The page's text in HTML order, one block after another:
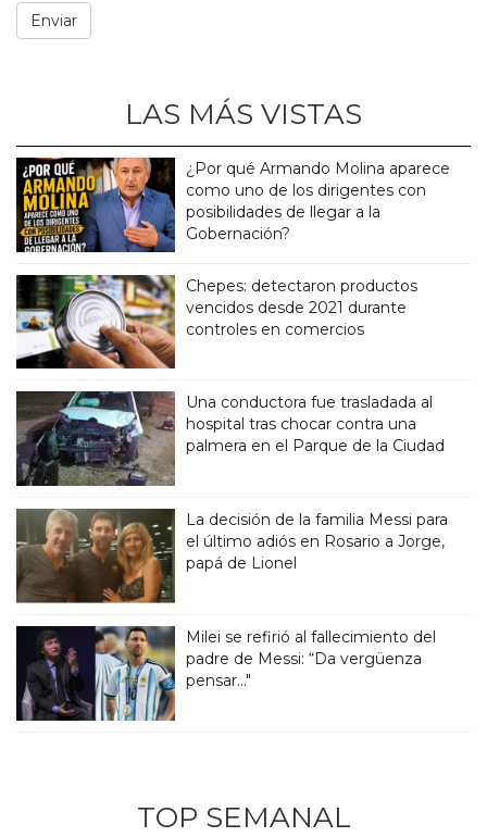
LAS MÁS VISTAS
¿Por qué Armando Molina aparece
como uno de los dirigentes con
posibilidades de llegar a la
Gobernación?
Chepes: detectaron productos
vencidos desde 2021 durante
controles en comercios
Una conductora fue trasladada al
hospital tras chocar contra una
palmera en el Parque de la Ciudad
La decisión de la familia Messi para
el último adiós en Rosario a Jorge,
papá de Lionel
Milei se refirió al fallecimiento del
padre de Messi: “Da vergüenza
pensar..."
TOP SEMANAL